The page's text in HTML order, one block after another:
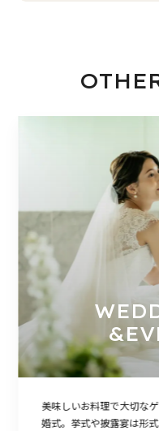
美味しいお料理で大切な
婚式。挙式や披露宴は形